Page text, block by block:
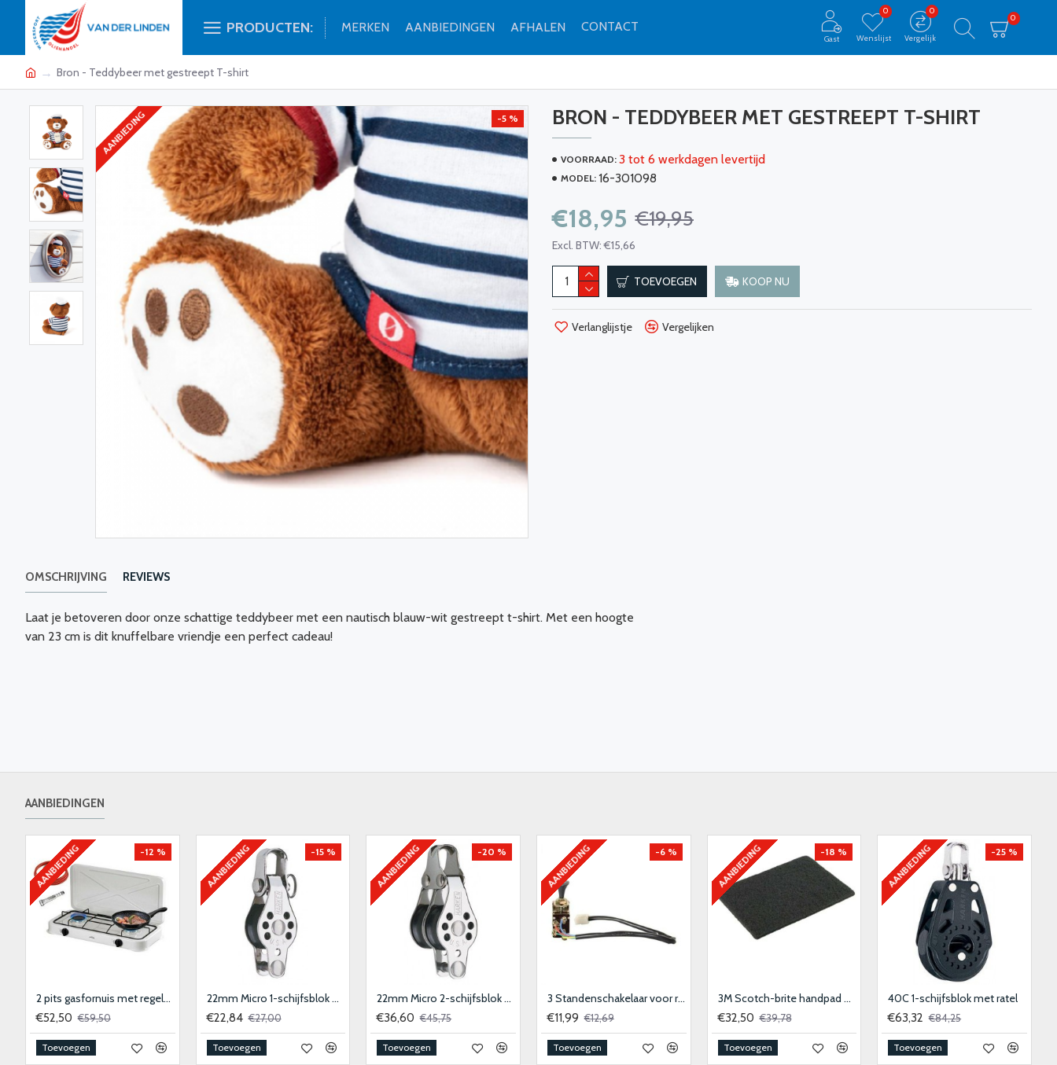
PRODUCTEN: MERKEN AANBIEDINGEN AFHALEN CONTACT
Gast Wenslijst
0
Vergelijk
0
0
Bron - Teddybeer met gestreept T-shirt
AANBIEDING -5 % BRON - TEDDYBEER MET GESTREEPT T-SHIRT
VOORRAAD: 3 tot 6 werkdagen levertijd
MODEL: 16-301098
€18,95 €19,95
Excl. BTW: €15,66
TOEVOEGEN KOOP NU
Verlanglijstje Vergelijken
OMSCHRIJVING REVIEWS
Laat je betoveren door onze schattige teddybeer met een nautisch blauw-wit gestreept t-shirt. Met een hoogte
van 23 cm is dit knuffelbare vriendje een perfect cadeau!
AANBIEDINGEN
AANBIEDING -12 %
2 pits gasfornuis met regelaar en slang
€52,50 €59,50
Toevoegen
AANBIEDING -15 %
22mm Micro 1-schijfsblok met hondsvot en sluiting
€22,84 €27,00
Toevoegen
AANBIEDING -20 %
22mm Micro 2-schijfsblok met hondsvot
€36,60 €45,75
Toevoegen
AANBIEDING -6 %
3 Standenschakelaar voor ruitenwissermotor
€11,99 €12,69
Toevoegen
AANBIEDING -18 %
3M Scotch-brite handpad 9447 - 158x224mm - medium 10stk
€32,50 €39,78
Toevoegen
AANBIEDING -25 %
40C 1-schijfsblok met ratel
€63,32 €84,25
Toevoegen